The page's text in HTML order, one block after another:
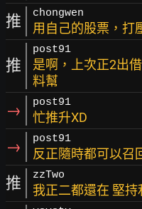
推 chongwen
用自己的股票，打
推
post91
是啊，上次正2出
料幫
→ post91
忙推升XD
→ post91
反正隨時都可以召
推 zzTwo
我正二都還在 堅持